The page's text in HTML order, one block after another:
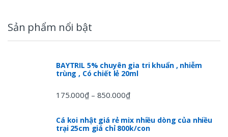
Sản phẩm nổi bật
BAYTRIL 5% chuyên gia tri khuẩn , nhiễm
trùng , Có chiết lẻ 20ml
175.000₫– 850.000₫
Cá koi nhật giá rẻ mix nhiều dòng của nhiều
trại 25cm giá chỉ 800k/con